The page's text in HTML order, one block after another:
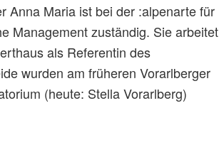
Anna Maria ist bei der :alpenarte für
Management zuständig. Sie arbeitet
als Referentin des
wurden am früheren Vorarlberger
(heute: Stella Vorarlberg)